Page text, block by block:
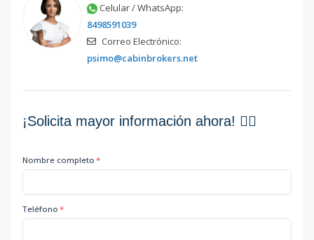
Celular / WhatsApp:
8498591039
Correo Electrónico:
psimo@cabinbrokers.net
¡Solicita mayor información ahora! 👇🏽
Nombre completo *
Teléfono *